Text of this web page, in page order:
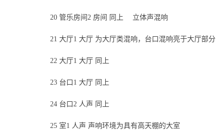
20 管乐房间2 房间 同上 立体声混响
21 大厅1 大厅 为大厅类混响，台口混响亮于大厅部分
22 大厅1 大厅 同上
23 台口1 大厅 同上
24 台口2 人声 同上
25 室1 人声 声响环境为具有高天棚的大室